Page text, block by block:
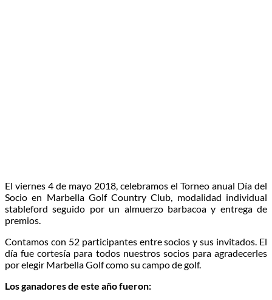
El viernes 4 de mayo 2018, celebramos el Torneo anual Día del
Socio en Marbella Golf Country Club, modalidad individual
stableford seguido por un almuerzo barbacoa y entrega de
premios.
Contamos con 52 participantes entre socios y sus invitados. El
día fue cortesía para todos nuestros socios para agradecerles
por elegir Marbella Golf como su campo de golf.
Los ganadores de este año fueron: